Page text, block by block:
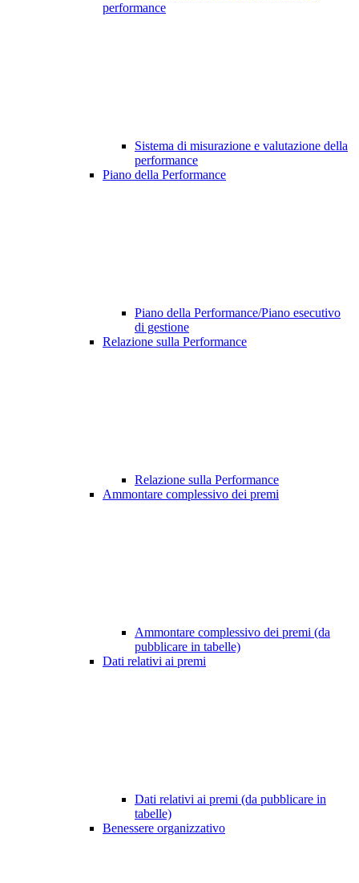
performance
Sistema di misurazione e valutazione della
performance
Piano della Performance
Piano della Performance/Piano esecutivo
di gestione
Relazione sulla Performance
Relazione sulla Performance
Ammontare complessivo dei premi
Ammontare complessivo dei premi (da
pubblicare in tabelle)
Dati relativi ai premi
Dati relativi ai premi (da pubblicare in
tabelle)
Benessere organizzativo